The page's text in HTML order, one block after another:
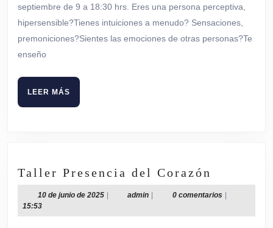
sanación
versión
septiembre de 9 a 18:30 hrs. Eres una persona perceptiva,
hipersensible?Tienes intuiciones a menudo? Sensaciones,
premoniciones?Sientes las emociones de otras personas?Te
enseño
LEER MÁS
MÁS
Taller Presencia del Corazón
del
Corazón
10 de junio de 202510
junio
| adminadmin
| 0 comentarios |
15:53